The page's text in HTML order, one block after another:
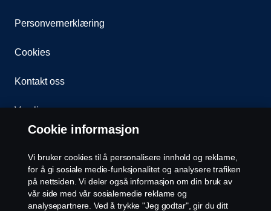
Personvernerklæring
Cookies
Kontakt oss
Varsling
Etiske retningslinjer for leverandører
Cookie-innstillinger
Cookie informasjon
Vi bruker cookies til å personalisere innhold og reklame,
for å gi sosiale medie-funksjonalitet og analysere trafiken
på nettsiden. Vi deler også informasjon om din bruk av
vår side med vår sosialemedie reklame og
analysepartnere. Ved å trykke "Jeg godtar", gir du ditt